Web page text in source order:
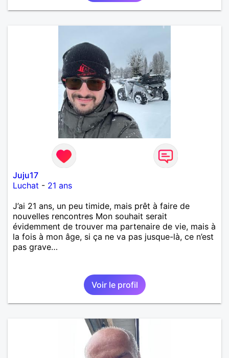
Juju17
Luchat - 21 ans
J’ai 21 ans, un peu timide, mais prêt à faire de
nouvelles rencontres Mon souhait serait
évidemment de trouver ma partenaire de vie, mais à
la fois à mon âge, si ça ne va pas jusque-là, ce n’est
pas grave…
Voir le profil